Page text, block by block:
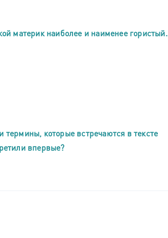
материк наиболее и наименее гористый.
которые встречаются в тексте
впервые?